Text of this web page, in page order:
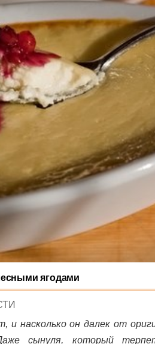
ягодами
насколько он далек от
сынуля, который